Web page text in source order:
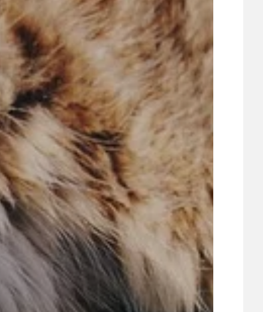
UDRŽITELNOST
ÚJEZDSKÉ JEDNOSMĚRKY
ÚJEZDSKÝ ZPRAVODAJ
ÚVALSKÉ KOUPALIŠTĚ
ÚZEMNÍ A STRATEGICKÝ PLÁN